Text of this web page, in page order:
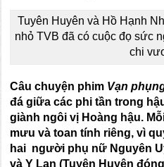
Tuyên Huyên và Hồ Hạnh
nhỏ TVB đã có cuộc đọ sức
chi
Câu chuyện phim Vạn
đá giữa các phi tần trong
giành ngôi vị Hoàng hậu.
mưu và toan tính riêng, vì
hai người phụ nữ Nguyên
và Y Lan (Tuyên Huyên